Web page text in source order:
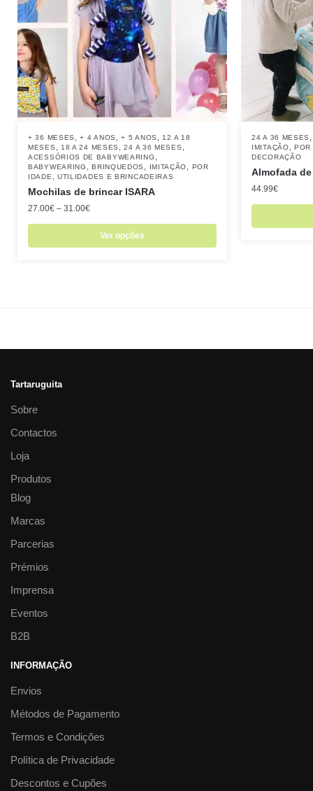
+ 36 MESES ,+ 4 ANOS ,+ 5 ANOS
12 A 18
MESES
18 A 24 MESES ,24 A 36 MESES
ACESSÓRIOS DE BABYWEARING
BABYWEARING ,BRINQUEDOS IMITAÇÃO
POR
IDADE
UTILIDADES E BRINCADEIRAS
Mochilas de brincar ISARA
27.00€ – 31.00€
Ver opções
24 A 36 MESES
IMITAÇÃO ,POR
DECORAÇÃO
Almofada
44.99€
Tartaruguita
Sobre
Contactos
Loja
Produtos
Blog
Marcas
Parcerias
Prémios
Imprensa
Eventos
B2B
INFORMAÇÃO
Envios
Métodos de Pagamento
Termos e Condições
Política de Privacidade
Descontos e Cupões